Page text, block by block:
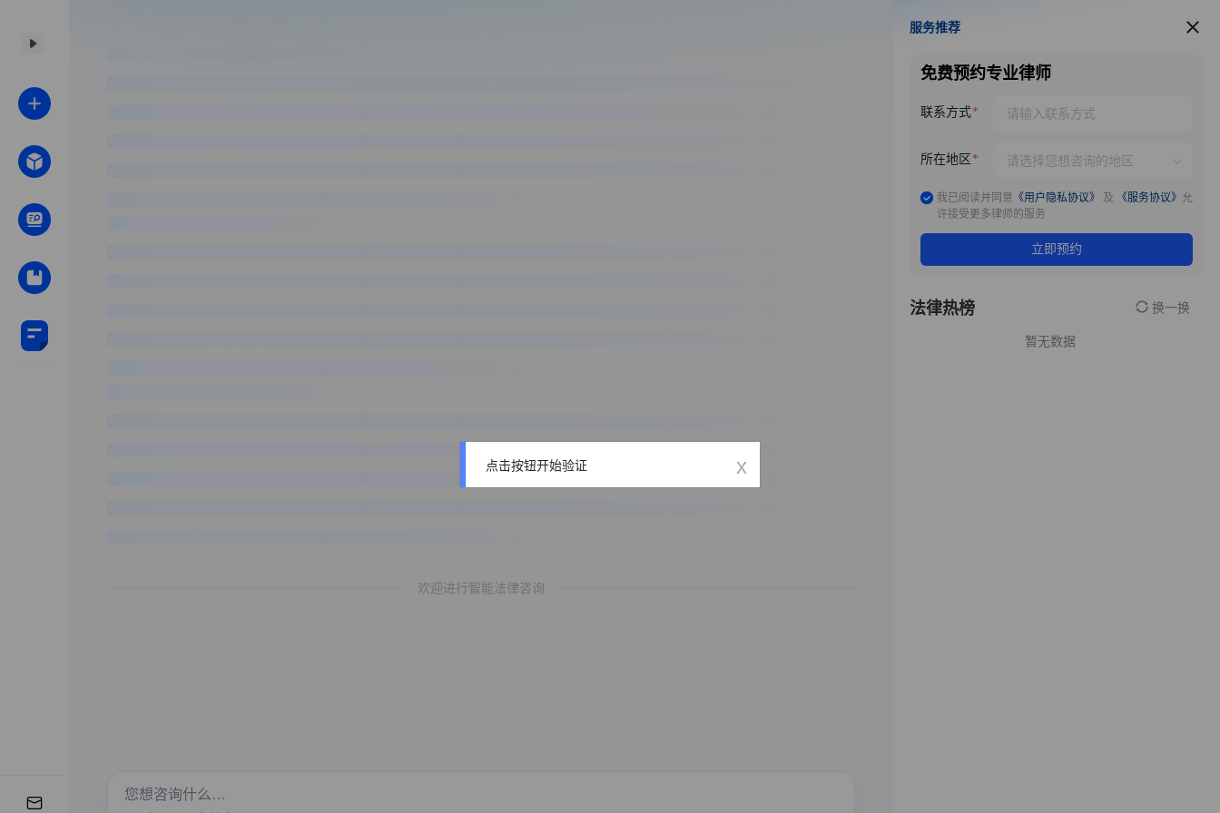
欢迎进行智能法律咨询
服务推荐
服务推荐
免费预约专业律师
联系方式
所在地区
我已阅读并同意 《用户隐私协议》 及 《服务协议》 允
许接受更多律师的服务
立即预约
法律热榜 换一换
暂无数据
点击按钮开始验证 x